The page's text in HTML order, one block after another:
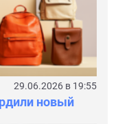
29.06.2026 в 19:55
новый